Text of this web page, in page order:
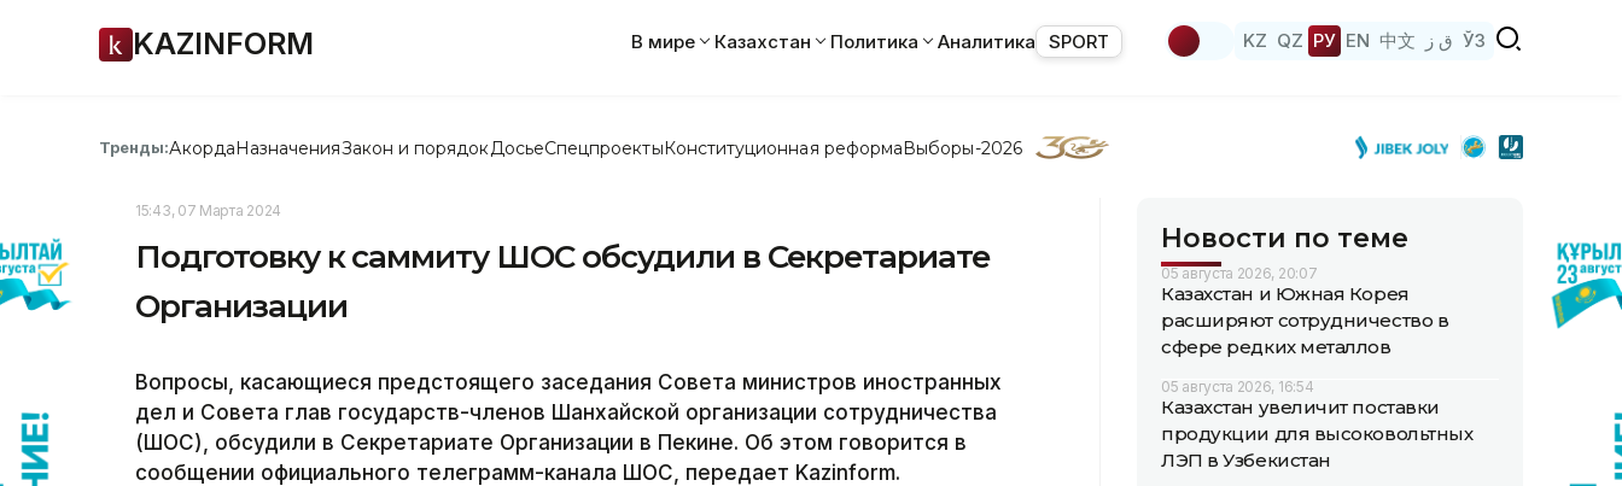
KAZINFORM В мире Казахстан Политика Аналитика SPORT KZ QZ РУ EN 中文 ق ز ЎЗ
Тренды:АкордаНазначенияЗакон и порядок ДосьеСпецпроектыКонституционная реформаВыборы-2026
15:43, 07 Марта 2024
Подготовку к саммиту ШОС обсудили в Секретариате
Организации
Вопросы, касающиеся предстоящего заседания Совета министров иностранных
дел и Совета глав государств-членов Шанхайской организации сотрудничества
(ШОС), обсудили в Секретариате Организации в Пекине. Об этом говорится в
сообщении официального телеграмм-канала ШОС, передает Kazinform.
Новости по теме
05 августа 2026, 20:07
Казахстан и Южная Корея
расширяют сотрудничество в
сфере редких металлов
05 августа 2026, 16:54
Казахстан увеличит поставки
продукции для высоковольтных
ЛЭП в Узбекистан